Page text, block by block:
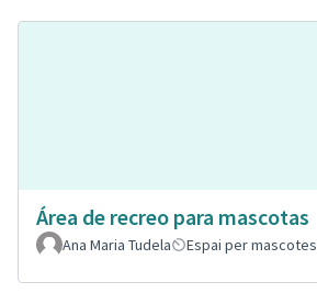
Área de recreo para mascotas
Ana Maria Tudela
Espai per mascotes